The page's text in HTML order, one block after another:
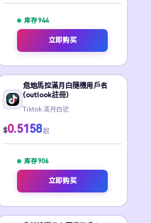
库存 944
立即购买
危地馬拉滿月白隨機用戶名
(outlook註冊)
Tiktok 滿月白號
$0.5158 起
库存 906
立即购买